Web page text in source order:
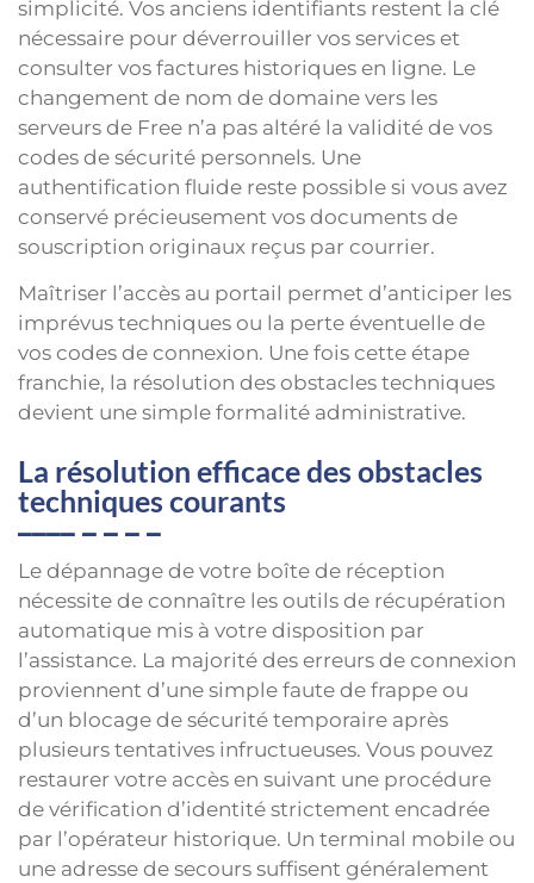
simplicité. Vos anciens identifiants restent la clé
nécessaire pour déverrouiller vos services et
consulter vos factures historiques en ligne. Le
changement de nom de domaine vers les
serveurs de Free n’a pas altéré la validité de vos
codes de sécurité personnels. Une
authentification fluide reste possible si vous avez
conservé précieusement vos documents de
souscription originaux reçus par courrier.
Maîtriser l’accès au portail permet d’anticiper les
imprévus techniques ou la perte éventuelle de
vos codes de connexion. Une fois cette étape
franchie, la résolution des obstacles techniques
devient une simple formalité administrative.
La résolution efficace des obstacles
techniques courants
Le dépannage de votre boîte de réception
nécessite de connaître les outils de récupération
automatique mis à votre disposition par
l’assistance. La majorité des erreurs de connexion
proviennent d’une simple faute de frappe ou
d’un blocage de sécurité temporaire après
plusieurs tentatives infructueuses. Vous pouvez
restaurer votre accès en suivant une procédure
de vérification d’identité strictement encadrée
par l’opérateur historique. Un terminal mobile ou
une adresse de secours suffisent généralement